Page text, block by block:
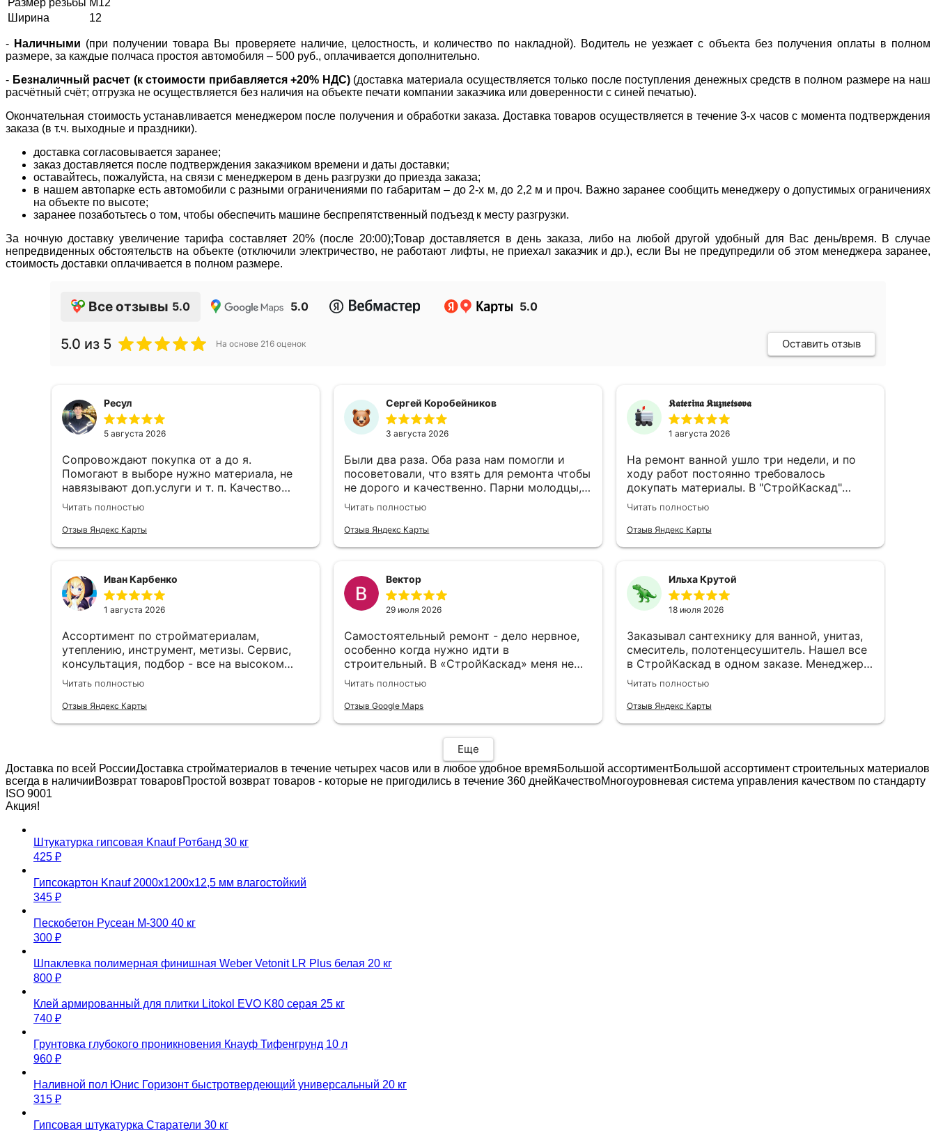
Ширина
12
- Наличными (при получении товара Вы проверяете наличие, целостность, и количество по накладной). Водитель не уезжает с объекта без получения оплаты в полном
размере, за каждые полчаса простоя автомобиля – 500 руб., оплачивается дополнительно.
- Безналичный расчет (к стоимости прибавляется +20% НДС) (доставка материала осуществляется только после поступления денежных средств в полном размере на наш
расчётный счёт; отгрузка не осуществляется без наличия на объекте печати компании заказчика или доверенности с синей печатью).
Окончательная стоимость устанавливается менеджером после получения и обработки заказа. Доставка товаров осуществляется в течение 3-х часов с момента подтверждения
заказа (в т.ч. выходные и праздники).
доставка согласовывается заранее;
заказ доставляется после подтверждения заказчиком времени и даты доставки;
оставайтесь, пожалуйста, на связи с менеджером в день разгрузки до приезда заказа;
в нашем автопарке есть автомобили с разными ограничениями по габаритам – до 2-х м, до 2,2 м и проч. Важно заранее сообщить менеджеру о допустимых ограничениях
на объекте по высоте;
заранее позаботьтесь о том, чтобы обеспечить машине беспрепятственный подъезд к месту разгрузки.
За ночную доставку увеличение тарифа составляет 20% (после 20:00);Товар доставляется в день заказа, либо на любой другой удобный для Вас день/время. В случае
непредвиденных обстоятельств на объекте (отключили электричество, не работают лифты, не приехал заказчик и др.), если Вы не предупредили об этом менеджера заранее,
стоимость доставки оплачивается в полном размере.
Все отзывы 5.0 5.0 5.0
5.0 из 5 На основе 216 оценок Оставить отзыв
Ресул
5 августа 2026
Сопровождают покупка от а до я.
Помогают в выборе нужно материала, не
навязывают доп.услуги и т. п. Качество
работы, ценами и качеством продукции
доволен!
Читать полностью
Отзыв Яндекс Карты
Сергей Коробейников
3 августа 2026
Были два раза. Оба раза нам помогли и
посоветовали, что взять для ремонта чтобы
не дорого и качественно. Парни молодцы,
чуть не экскурсию провели по магазину)
Цены тоже нормальные
Читать полностью
Отзыв Яндекс Карты
𝕶𝖆𝖙𝖊𝖗𝖎𝖓𝖆 𝕶𝖚𝖟𝖓𝖊𝖙𝖘𝖔𝖛𝖆
1 августа 2026
На ремонт ванной ушло три недели, и по
ходу работ постоянно требовалось
докупать материалы. В "СтройКаскад"
менеджеры быстро находили всё
необходимое, а однажды даже доходчиво
объяснили, какую грунтовку выбрать для
ведении ремонта.
Читать полностью
Отзыв Яндекс Карты
Иван Карбенко
1 августа 2026
Ассортимент по стройматериалам,
утеплению, инструмент, метизы. Сервис,
консультация, подбор - все на высоком
уровне. Рекомендую. Отличный магазин для
строительства и ремонта.
Читать полностью
Отзыв Яндекс Карты
Вектор
29 июля 2026
Самостоятельный ремонт - дело нервное,
особенно когда нужно идти в
строительный. В «СтройКаскад» меня не
стали судить за неопытность, а просто
объяснили, что и как лучше выбрать.
Читать полностью
Отзыв Google Maps
Ильха Крутой
18 июля 2026
Заказывал сантехнику для ванной, унитаз,
смеситель, полотенцесушитель. Нашел все
в СтройКаскад в одном заказе. Менеджер
помог разобраться с совместимостью
смесителя и душевой стойки, оказывается,
там есть нюансы которые я бы сам не
Читать полностью
Отзыв Яндекс Карты
Еще
Доставка по всей РоссииДоставка стройматериалов в течение четырех часов или в любое удобное времяБольшой ассортиментБольшой ассортимент строительных материалов
всегда в наличииВозврат товаровПростой возврат товаров - которые не пригодились в течение 360 днейКачествоМногоуровневая система управления качеством по стандарту
ISO 9001
Акция!
Штукатурка гипсовая Knauf Ротбанд 30 кг
425 ₽
Гипсокартон Knauf 2000х1200х12,5 мм влагостойкий
345 ₽
Пескобетон Русеан М-300 40 кг
300 ₽
Шпаклевка полимерная финишная Weber Vetonit LR Plus белая 20 кг
800 ₽
Клей армированный для плитки Litokol EVO K80 серая 25 кг
740 ₽
Грунтовка глубокого проникновения Кнауф Тифенгрунд 10 л
960 ₽
Наливной пол Юнис Горизонт быстротвердеющий универсальный 20 кг
315 ₽
Гипсовая штукатурка Старатели 30 кг